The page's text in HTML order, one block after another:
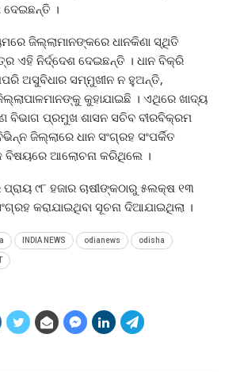
ଦେଇଛନ୍ତି ।
ଜିଲ୍ଲାମାନଙ୍କରେ ଧାନକିଣା ସ୍ଥିତି
ଏହି ନିର୍ଦ୍ଦେଶ ଦେଇଛନ୍ତି । ଧାନ ବିକ୍ରି
ଅସୁବିଧାର ସମ୍ମୁଖୀନ ନ ହୁଅନ୍ତି,
କୁହାଯାଇଛି । ଏଥିରେ ଖାଦ୍ୟ
ବିଭାଗ ପ୍ରମୁଖ ଶାସନ ସଚିବ ବୀରବିକ୍ରମ
ଜିଲ୍ଲାରେ ଧାନ ସଂଗ୍ରହ ସଂପର୍କିତ
ବିଷୟରେ ଆଲୋଚନା କରିଥିଲେ ।
ପ୍ରାୟ ୯୮ ହଜାର ଚାଷୀଙ୍କଠାରୁ ୫ଲକ୍ଷ ୧୩
କରାଯାଇଥିବା ସୂଚନା ଦିଆଯାଇଥିଲା ।
INDIA NEWS odianews odisha